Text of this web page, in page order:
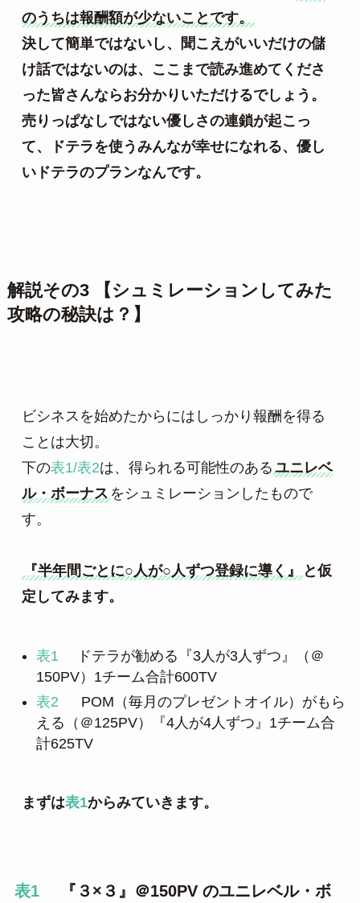
のうちは報酬額が少ないことです。
決して簡単ではないし、聞こえがいいだけの儲
け話ではないのは、ここまで読み進めてくださ
った皆さんならお分かりいただけるでしょう。
売りっぱなしではない優しさの連鎖が起こっ
て、ドテラを使うみんなが幸せになれる、優し
いドテラのプランなんです。
解説その3 【シュミレーションしてみた
攻略の秘訣は？】
ビシネスを始めたからにはしっかり報酬を得る
ことは大切。
下の表1/表2は、得られる可能性のある ユニレベ
ル・ボーナス をシュミレーションしたもので
す。
『半年間ごとに○人が○人ずつ登録に導く』
と仮
定してみます。
表1 ドテラが勧める『3人が3人ずつ』（＠
150PV）1チーム合計600TV
表2 POM（毎月のプレゼントオイル）がもら
える（＠125PV）『4人が4人ずつ』1チーム合
計625TV
まずは表1からみていきます。
表1
『３×３』＠150PV のユニレベル・ボ